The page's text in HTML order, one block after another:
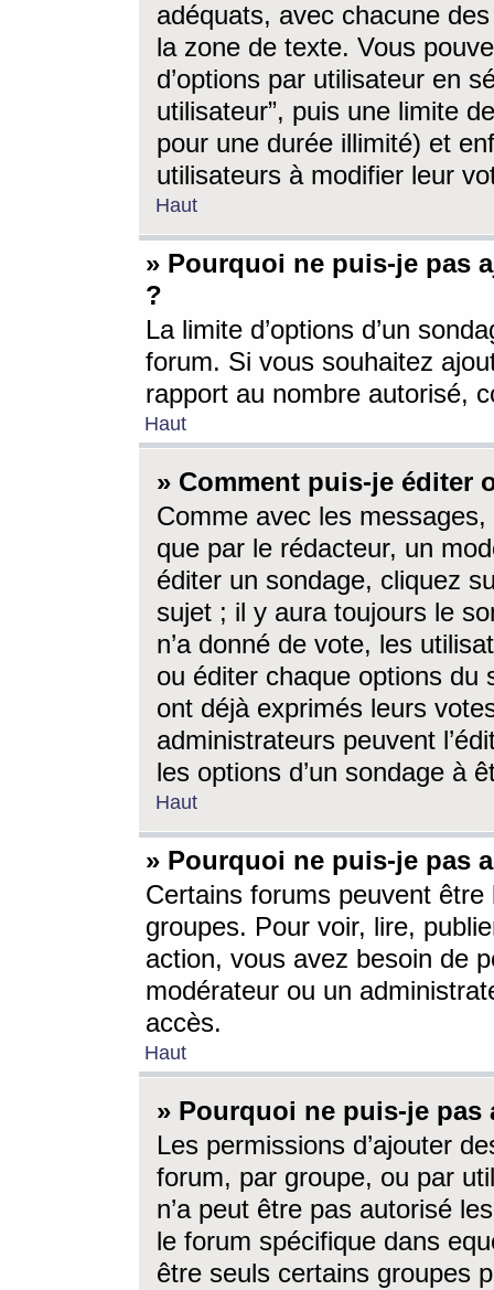
adéquats, avec chacune
la zone de texte. Vous
d’options par utilisateur en
utilisateur”, puis une limite
pour une durée illimité) et
utilisateurs à modifier leur
Haut
» Pourquoi ne puis-je pas
?
La limite d’options d’un
forum. Si vous souhaitez
rapport au nombre autorisé,
Haut
» Comment puis-je éditer
Comme avec les
que par le rédacteur, un
éditer un sondage, cliquez
sujet ; il y aura toujours le
n’a donné de vote, les
ou éditer chaque options du
ont déjà exprimés leurs
administrateurs peuvent
les options d’un sondage à
Haut
» Pourquoi ne puis-je pas
Certains forums peuvent être
groupes. Pour voir, lire,
action, vous avez besoin de
modérateur ou un
accès.
Haut
» Pourquoi ne puis-je
Les permissions d’ajouter
forum, par groupe, ou par
n’a peut être pas autorisé
le forum spécifique dans
être seuls certains groupes